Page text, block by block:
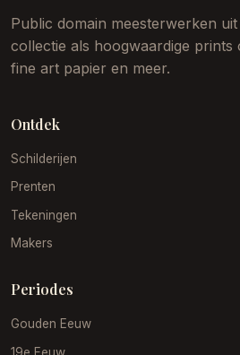
Public domain meesterwerken uit
collectie als hoogwaardige prints
fine art papier en meer.
Ontdek
Schilderijen
Prenten
Tekeningen
Makers
Periodes
Gouden Eeuw
19e Eeuw